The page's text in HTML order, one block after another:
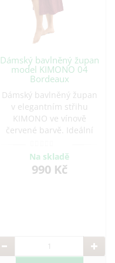
Dámský bavlněný župan
model KIMONO 04
Bordeaux
Dámský bavlněný župan
v elegantním střihu
KIMONO ve vínově
červené barvě. Ideální
doma i po koupeli.
Vyroben z kvalitní bavlny,
která je savá a příjemná
Na skladě
990 Kč